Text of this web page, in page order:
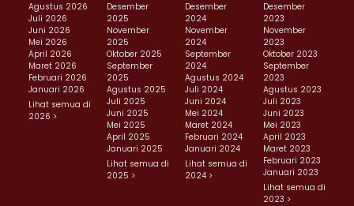
Agustus 2026
Juli 2026
Juni 2026
Mei 2026
April 2026
Maret 2026
Februari 2026
Januari 2026
Lihat semua di
2026 >
Desember
2025
November
2025
Oktober 2025
September
2025
Agustus 2025
Juli 2025
Juni 2025
Mei 2025
April 2025
Januari 2025
Lihat semua di
2025 >
Desember
2024
November
2024
September
2024
Agustus 2024
Juli 2024
Juni 2024
Mei 2024
Maret 2024
Februari 2024
Januari 2024
Lihat semua di
2024 >
Desember
2023
November
2023
Oktober 2023
September
2023
Agustus 2023
Juli 2023
Juni 2023
Mei 2023
April 2023
Maret 2023
Februari 2023
Januari 2023
Lihat semua di
2023 >